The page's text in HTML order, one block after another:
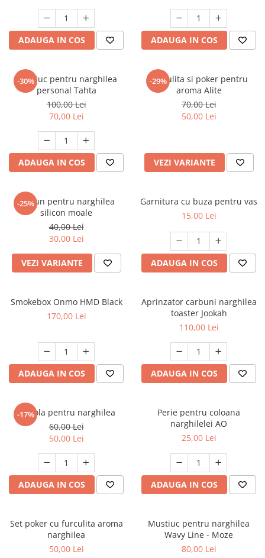
ADAUGA IN COS ADAUGA IN COS
-30%
Mustiuc pentru narghilea
personal Tahta
100,00 Lei
70,00 Lei
ADAUGA IN COS
-29%
Furculita si poker pentru
aroma Alite
70,00 Lei
50,00 Lei
VEZI VARIANTE
-25%
Furtun pentru narghilea
silicon moale
40,00 Lei
30,00 Lei
VEZI VARIANTE
Garnitura cu buza pentru vas
15,00 Lei
ADAUGA IN COS
Smokebox Onmo HMD Black
170,00 Lei
ADAUGA IN COS
Aprinzator carbuni narghilea
toaster Jookah
110,00 Lei
ADAUGA IN COS
-17%
Cupola pentru narghilea
60,00 Lei
50,00 Lei
ADAUGA IN COS
Perie pentru coloana
narghilelei AO
25,00 Lei
ADAUGA IN COS
Set poker cu furculita aroma
narghilea
50,00 Lei
Mustiuc pentru narghilea
Wavy Line - Moze
80,00 Lei